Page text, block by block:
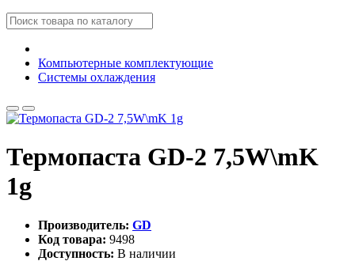
Компьютерные комплектующие
Системы охлаждения
Термопаста GD-2 7,5W\mK
1g
Производитель: GD
Код товара: 9498
Доступность: В наличии